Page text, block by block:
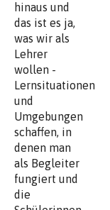
hinaus und
das ist es ja,
was wir als
Lehrer
wollen -
Lernsituationen
und
Umgebungen
schaffen, in
denen man
als Begleiter
fungiert und
die